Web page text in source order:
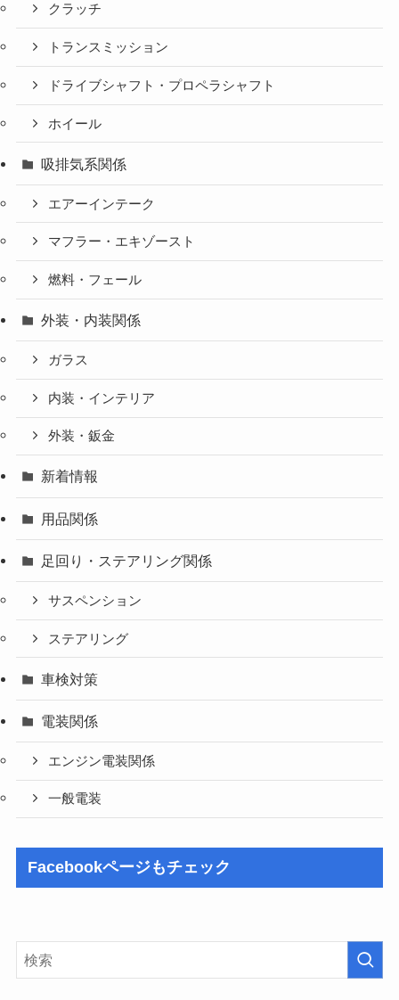
クラッチ
トランスミッション
ドライブシャフト・プロペラシャフト
ホイール
吸排気系関係
エアーインテーク
マフラー・エキゾースト
燃料・フェール
外装・内装関係
ガラス
内装・インテリア
外装・鈑金
新着情報
用品関係
足回り・ステアリング関係
サスペンション
ステアリング
車検対策
電装関係
エンジン電装関係
一般電装
Facebookページもチェック